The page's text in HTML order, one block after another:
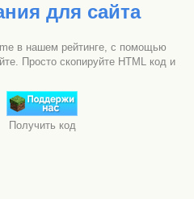
для сайта
в нашем рейтинге, с помощью
Просто скопируйте HTML код и
Получить код